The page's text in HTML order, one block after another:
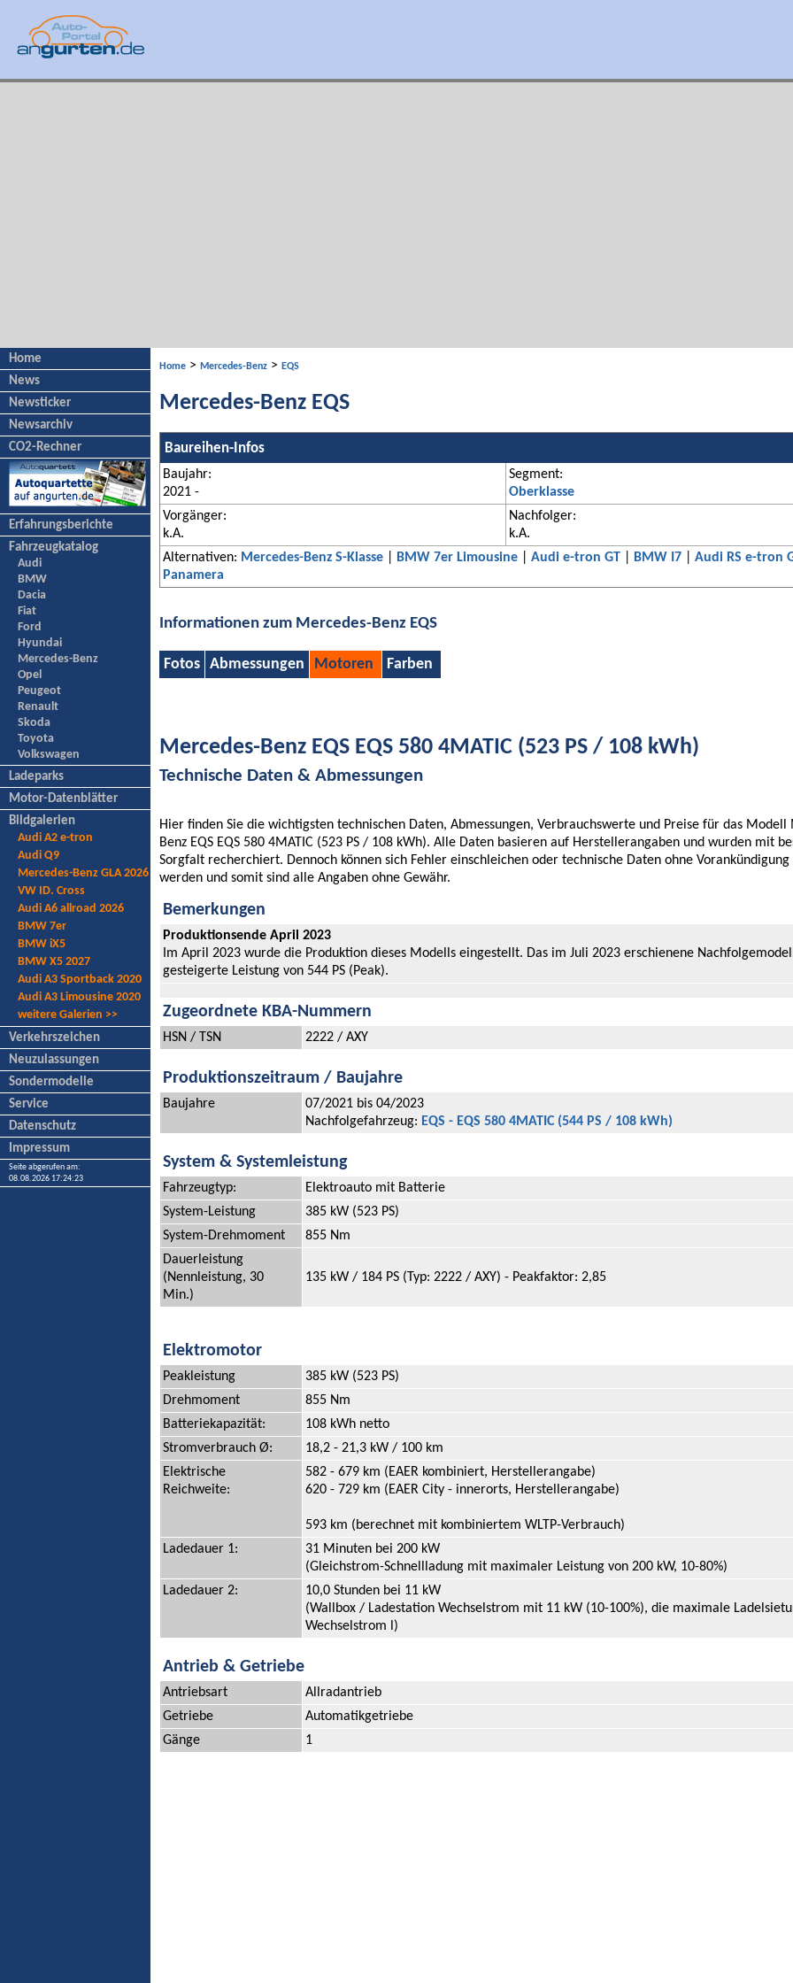
Home
News
Newsticker
Newsarchiv
CO2-Rechner
Erfahrungsberichte
Fahrzeugkatalog
Audi
BMW
Dacia
Fiat
Ford
Hyundai
Mercedes-Benz
Opel
Peugeot
Renault
Skoda
Toyota
Volkswagen
Ladeparks
Motor-Datenblätter
Bildgalerien
Audi A2 e-tron
Audi Q9
Mercedes-Benz GLA 2026
VW ID. Cross
Audi A6 allroad 2026
BMW 7er
BMW iX5
BMW X5 2027
Audi A3 Sportback 2020
Audi A3 Limousine 2020
weitere Galerien >>
Verkehrszeichen
Neuzulassungen
Sondermodelle
Service
Datenschutz
Impressum
Seite abgerufen am:
08.08.2026 17:24:23
Home > Mercedes-Benz > EQS
Mercedes-Benz EQS
Baureihen-Infos
Baujahr:
2021 -
Segment:
Oberklasse
Vorgänger:
k.A.
Nachfolger:
k.A.
Alternativen: Mercedes-Benz S-Klasse BMW 7er Limousine Audi e-tron GT BMW I7 Audi RS e-tron
Panamera
Informationen zum Mercedes-Benz EQS
Fotos Abmessungen Motoren Farben
Mercedes-Benz EQS EQS 580 4MATIC (523 PS / 108 kWh)
Technische Daten & Abmessungen
Hier finden Sie die wichtigsten technischen Daten, Abmessungen, Verbrauchswerte und Preise für das Modell
Benz EQS EQS 580 4MATIC (523 PS / 108 kWh). Alle Daten basieren auf Herstellerangaben und wurden mit
Sorgfalt recherchiert. Dennoch können sich Fehler einschleichen oder technische Daten ohne
werden und somit sind alle Angaben ohne Gewähr.
Bemerkungen
Produktionsende April 2023
Im April 2023 wurde die Produktion dieses Modells eingestellt. Das im Juli 2023 erschienene
gesteigerte Leistung von 544 PS (Peak).
Zugeordnete KBA-Nummern
HSN / TSN 2222 / AXY
Produktionszeitraum / Baujahre
Baujahre
07/2021 bis 04/2023
Nachfolgefahrzeug: EQS - EQS 580 4MATIC (544 PS / 108 kWh)
System & Systemleistung
Fahrzeugtyp:
Elektroauto mit Batterie
System-Leistung
385 kW (523 PS)
System-Drehmoment
855 Nm
Dauerleistung
(Nennleistung, 30
Min.)
135 kW / 184 PS (Typ: 2222 / AXY) - Peakfaktor: 2,85
Elektromotor
Peakleistung
385 kW (523 PS)
Drehmoment
855 Nm
Batteriekapazität:
108 kWh netto
Stromverbrauch Ø:
18,2 - 21,3 kW / 100 km
Elektrische
Reichweite:
582 - 679 km (EAER kombiniert, Herstellerangabe)
620 - 729 km (EAER City - innerorts, Herstellerangabe)
593 km (berechnet mit kombiniertem WLTP-Verbrauch)
Ladedauer 1:
31 Minuten bei 200 kW
(Gleichstrom-Schnellladung mit maximaler Leistung von 200 kW, 10-80%)
Ladedauer 2:
10,0 Stunden bei 11 kW
(Wallbox / Ladestation Wechselstrom mit 11 kW (10-100%), die maximale
Wechselstrom l)
Antrieb & Getriebe
Antriebsart
Allradantrieb
Getriebe
Automatikgetriebe
Gänge
1